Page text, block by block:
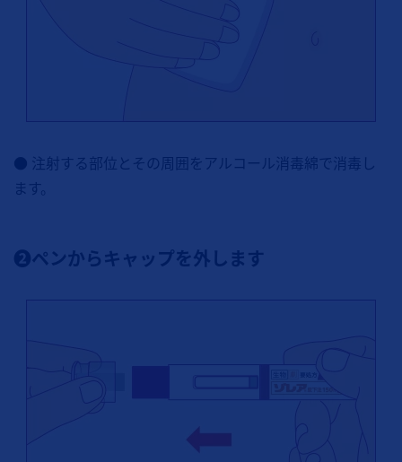
● 注射する部位とその周囲をアルコール消毒綿で消毒し
ます。
❷ペンからキャップを外します